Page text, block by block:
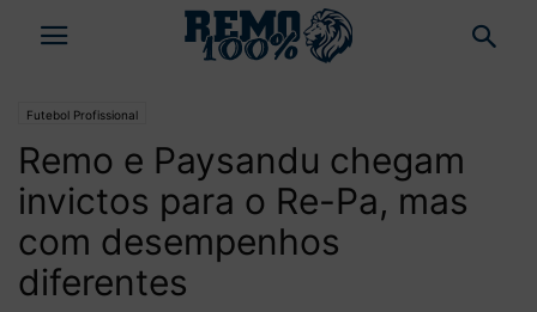
Futebol Profissional
Remo e Paysandu chegam
invictos para o Re-Pa, mas
com desempenhos
diferentes